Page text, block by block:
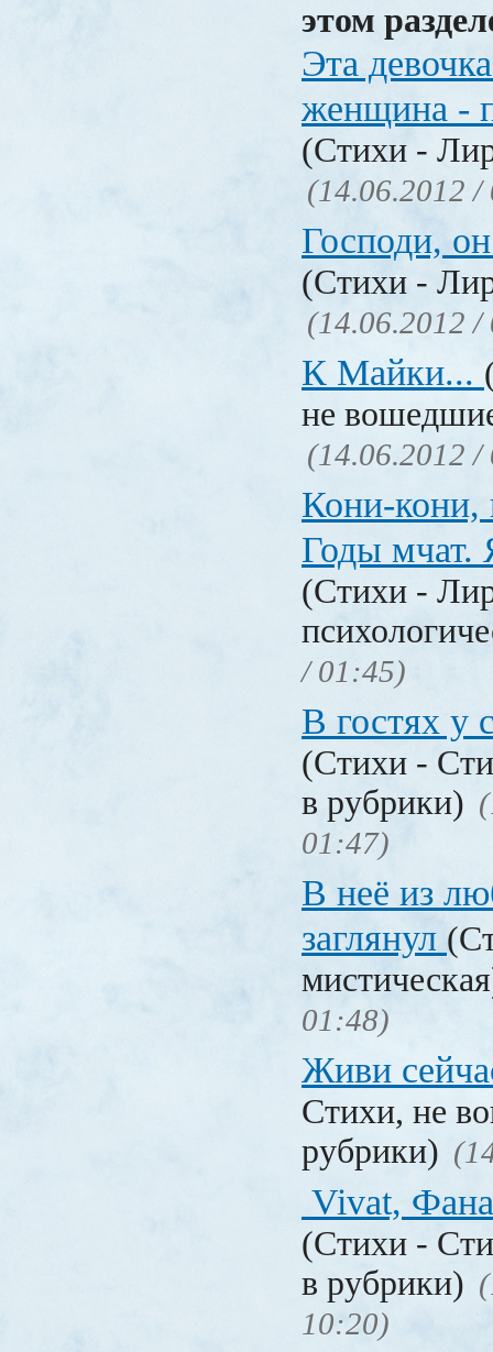
этом
Эта
женщина -
(Стихи -
(14.06.2012 /
Господи,
(Стихи -
(14.06.2012 /
К Майки...
не
(14.06.2012 /
Кони-кони,
Годы мчат.
(Стихи -
/ 01:45)
В гостях у
(Стихи -
в рубрики)
01:47)
В неё из
заглянул
01:48)
Живи
Стихи, не
рубрики)
Vivat,
(Стихи -
в рубрики)
10:20)